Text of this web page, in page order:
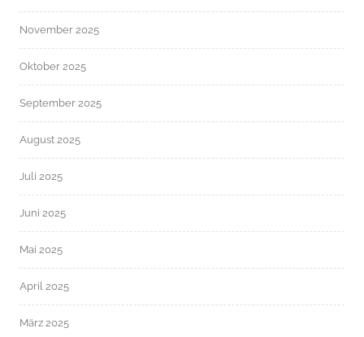
November 2025
Oktober 2025
September 2025
August 2025
Juli 2025
Juni 2025
Mai 2025
April 2025
März 2025